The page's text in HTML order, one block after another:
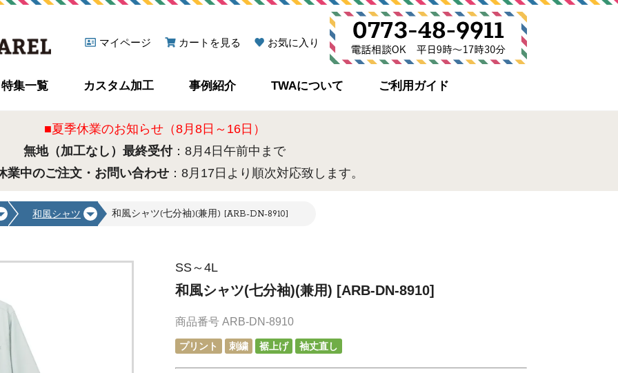
マイページ カートを見る お気に入り
特集一覧 カスタム加工 事例紹介 TWAについて ご利用ガイド
■夏季休業のお知らせ（8月8日～16日）
無地（加工なし）最終受付：8月4日午前中まで
業中のご注文・お問い合わせ ：8月17日より順次対応致します。
和風シャツ 和風シャツ(七分袖)(兼用) [ARB-DN-8910]
SS～4L
和風シャツ(七分袖)(兼用) [ARB-DN-8910]
商品番号 ARB-DN-8910
プリント 刺繍 裾上げ 袖丈直し